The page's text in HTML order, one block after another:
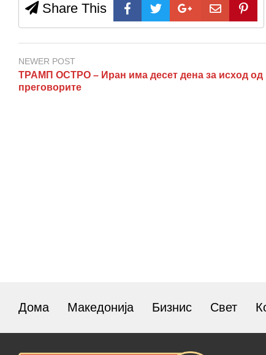
Share This
NEWER POST
ТРАМП ОСТРО – Иран има десет дена за исход од
преговорите
Дома Македонија Бизнис Свет